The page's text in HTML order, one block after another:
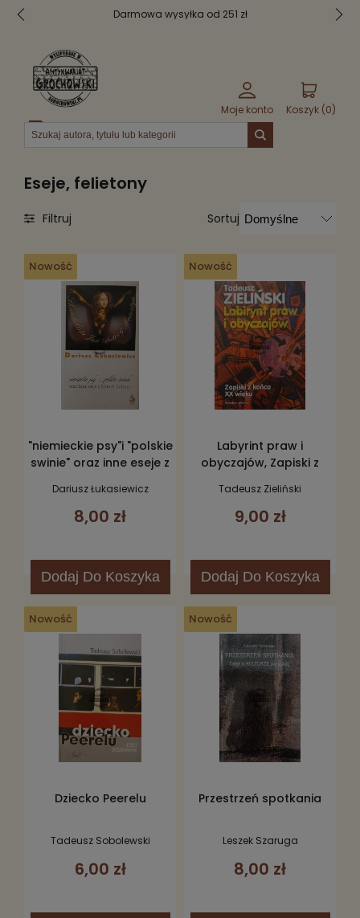
Darmowa wysyłka od 251 zł
Moje konto Koszyk (0)
Menu
Eseje, felietony
Sortuj
Filtruj
"niemieckie psy"i "polskie
swinie" oraz inne eseje z
Dariusz Łukasiewicz
8,00 zł
Dodaj Do Koszyka
Nowość
Labyrint praw i
obyczajów, Zapiski z
Tadeusz Zieliński
9,00 zł
Dodaj Do Koszyka
Nowość
Dziecko Peerelu
Tadeusz Sobolewski
6,00 zł
Nowość
Przestrzeń spotkania
Leszek Szaruga
8,00 zł
Nowość